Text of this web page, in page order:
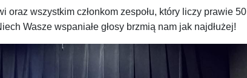
oraz wszystkim członkom zespołu, który liczy prawie 50
Wasze wspaniałe głosy brzmią nam jak najdłużej!